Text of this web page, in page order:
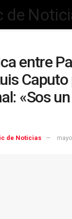
entre
Caputo
«Sos
de Noticias